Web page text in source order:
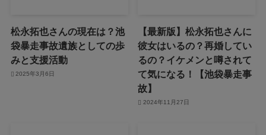
松永拓也さんの現在は？池
袋暴走事故遺族としての歩
みと支援活動
2025年3月6日
【最新版】松永拓也さんに
彼女はいるの？再婚してい
るの？イケメンと噂されて
て気になる！【池袋暴走事
故】
2024年11月27日